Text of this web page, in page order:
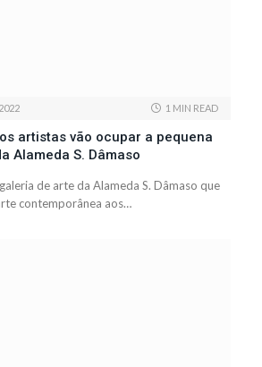
1 MIN READ
artistas vão ocupar a pequena
Alameda S. Dâmaso
de arte da Alameda S. Dâmaso que
contemporânea aos…